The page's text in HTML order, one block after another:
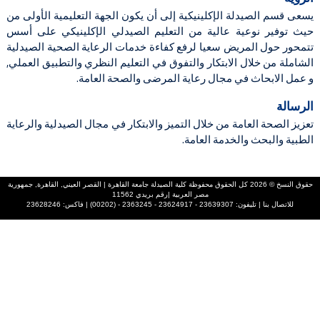
يسعى قسم الصيدلة الإكلينيكية إلى أن يكون الجهة التعليمية الأولى من
حيث توفير نوعية عالية من التعليم الصيدلي الإكلينيكي على أسس
تتمحور حول المريض سعيا لرفع كفاءة خدمات الرعاية الصحية الصيدلية
الشاملة من خلال الابتكار والتفوق في التعليم النظري والتطبيق العملي,
و عمل الابحاث في مجال رعاية المرضى والصحة العامة.
الرسالة
تعزيز الصحة العامة من خلال التميز والابتكار في مجال الصيدلية والرعاية
الطبية والبحث والخدمة العامة.
حقوق النسخ ©
2026 كل الحقوق محفوظة كلية الصيدلة جامعة القاهرة | القصر العيني, القاهرة, جمهورية
مصر العربية |رقم بريدي 11562
للاتصال بنا | تليفون: 23639307 - 23624917 - 2363245 - (00202) | فاكس: 23628246